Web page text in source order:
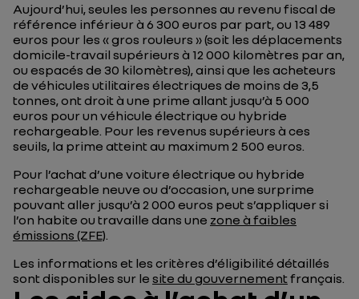
Aujourd’hui, seules les personnes au revenu fiscal de
référence inférieur à 6 300 euros par part, ou 13 489
euros pour les « gros rouleurs » (soit les déplacements
domicile-travail supérieurs à 12 000 kilomètres par an,
ou espacés de 30 kilomètres), ainsi que les acheteurs
de véhicules utilitaires électriques de moins de 3,5
tonnes, ont droit à une prime allant jusqu’à 5 000
euros pour un véhicule électrique ou hybride
rechargeable. Pour les revenus supérieurs à ces
seuils, la prime atteint au maximum 2 500 euros.
Pour l’achat d’une voiture électrique ou hybride
rechargeable neuve ou d’occasion, une surprime
pouvant aller jusqu’à 2 000 euros peut s’appliquer si
l’on habite ou travaille dans une zone à faibles
émissions (ZFE).
Les informations et les critères d’éligibilité détaillés
sont disponibles sur le site du gouvernementfrançais.